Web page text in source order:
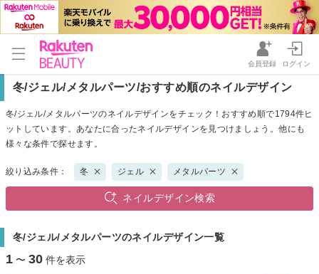
会員登録 ログイン
冬/ジェル/メタルパーツ/おすすめ順のネイルデザイン
冬/ジェル/メタルパーツのネイルデザインをチェック！おすすめ順で1794件ヒ
ットしています。あなたに合ったネイルデザインを見つけましょう。他にも
様々な条件で探せます。
絞り込み条件： 冬 ジェル メタルパーツ
ネイルデザイン検索
冬/ジェル/メタルパーツのネイルデザイン一覧
1 〜 30 件を表示